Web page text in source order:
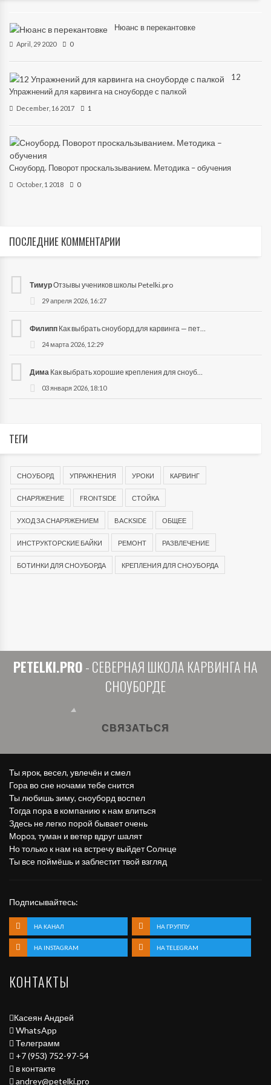
Нюанс в перекантовке
April, 29 2020 0
12
Упражнений для карвинга на сноуборде с палкой
December, 16 2017 1
Сноуборд. Поворот проскальзыванием. Методика – обучения
October, 1 2018 0
ПОСЛЕДНИЕ КОММЕНТАРИИ
ТимурОтзывы учеников школы Petelki.pro
29 апреля 2026, 16:27
Филипп Как выбрать сноуборд для карвинга — петелинга?
24 марта 2026, 12:29
Дима Как выбрать хорошие крепления для сноуборда?
03 января 2026, 18:10
ТЕГИ
СНОУБОРД УПРАЖНЕНИЯ УРОКИ КАРВИНГ
СНАРЯЖЕНИЕ FRONTSIDE СТОЙКА
УХОД ЗА СНАРЯЖЕНИЕМ BACKSIDE ОБЩЕЕ
ИНСТРУКТОРСКИЕ БАЙКИ РЕМОНТ РАЗВЛЕЧЕНИЕ
БОТИНКИ ДЛЯ СНОУБОРДА КРЕПЛЕНИЯ ДЛЯ СНОУБОРДА
PETELKI.PRO- СЕВЕРНАЯ ШКОЛА КАРВИНГА НА
СНОУБОРДЕ
СВЯЗАТЬСЯ
Ты ярок, весел, увлечён и смел
Гора во сне ночами тебе снится
Ты любишь зиму, сноуборд воспел
Тогда пора в компанию к нам влиться
Здесь не легко порой бывает очень
Мороз, туман и ветер вдруг шалят
Но только к нам на встречу выйдет Солнце
Ты все поймёшь и заблестит твой взгляд
Подписывайтесь:
НА КАНАЛ НА ГРУППУ
НА INSTAGRAM НА TELEGRAM
КОНТАКТЫ
Касеян Андрей
WhatsApp
Телеграмм
+7 (953) 752-97-54
в контакте
andrey@petelki.pro